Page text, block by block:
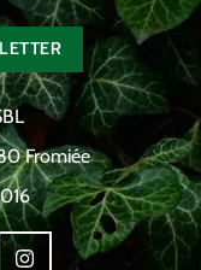
Fromiée